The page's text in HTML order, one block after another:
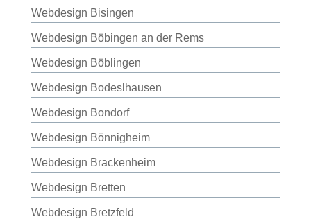
Webdesign Bisingen
Webdesign Böbingen an der Rems
Webdesign Böblingen
Webdesign Bodeslhausen
Webdesign Bondorf
Webdesign Bönnigheim
Webdesign Brackenheim
Webdesign Bretten
Webdesign Bretzfeld